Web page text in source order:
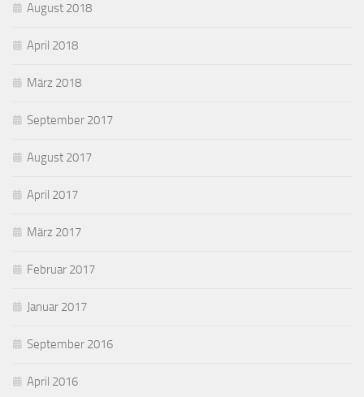
August 2018
April 2018
März 2018
September 2017
August 2017
April 2017
März 2017
Februar 2017
Januar 2017
September 2016
April 2016